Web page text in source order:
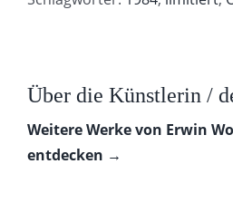
Über die Künstlerin /
Weitere Werke von Erwin
entdecken →